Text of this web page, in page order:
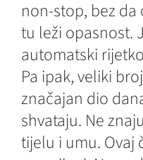
non-stop, bez da
tu leži opasnost.
automatski
Pa ipak, veliki
značajan dio
shvataju. Ne
tijelu i umu. Ovaj